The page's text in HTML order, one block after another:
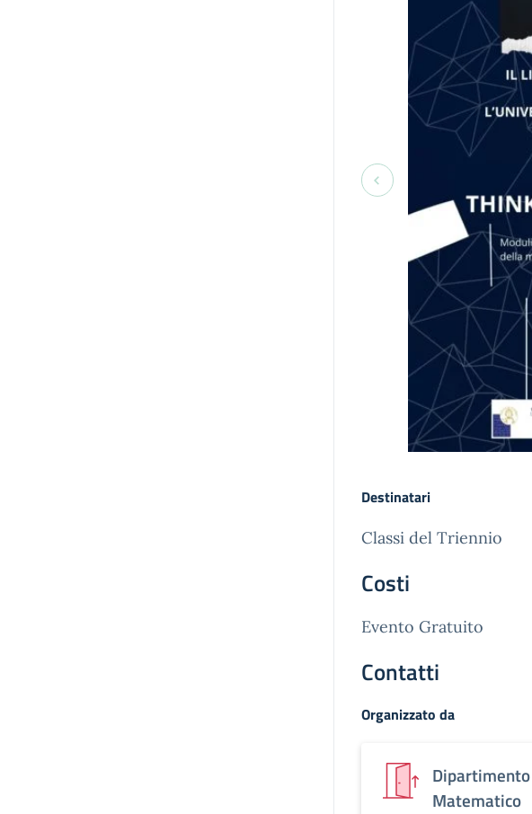
Destinatari
Classi del Triennio
Costi
Evento Gratuito
Contatti
Organizzato da
Dipartimento
Matematico